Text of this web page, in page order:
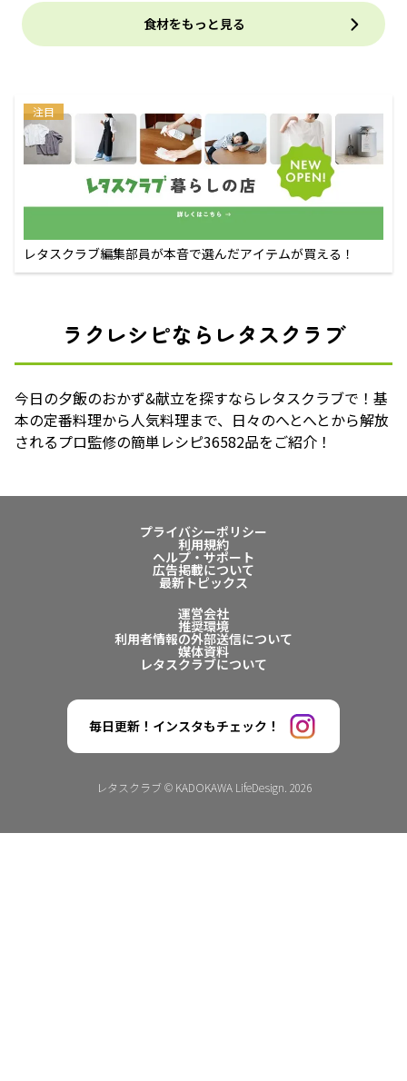
食材をもっと見る
注目
レタスクラブ編集部員が本音で選んだアイテムが買える！
ラクレシピならレタスクラブ
今日の夕飯のおかず&献立を探すならレタスクラブで！基
本の定番料理から人気料理まで、日々のへとへとから解放
されるプロ監修の簡単レシピ36582品をご紹介！
プライバシーポリシー
利用規約
ヘルプ・サポート
広告掲載について
最新トピックス
運営会社
推奨環境
利用者情報の外部送信について
媒体資料
レタスクラブについて
毎日更新！インスタもチェック！
レタスクラブ © KADOKAWA LifeDesign. 2026